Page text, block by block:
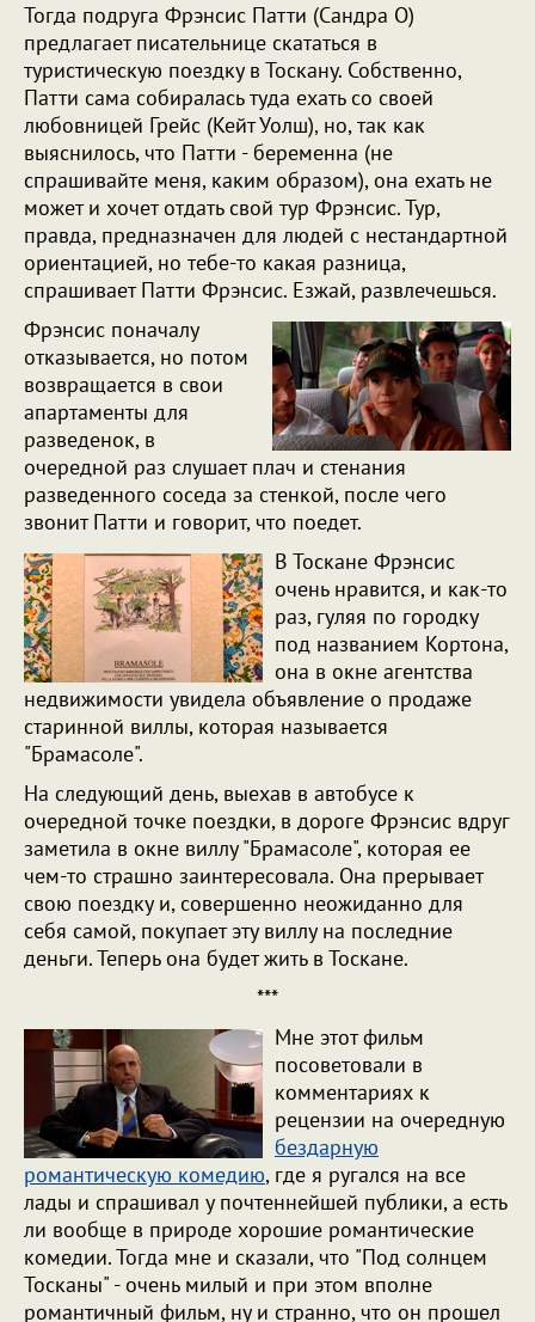
Тогда подруга Фрэнсис Патти (Сандра О)
предлагает писательнице скататься в
туристическую поездку в Тоскану. Собственно,
Патти сама собиралась туда ехать со своей
любовницей Грейс (Кейт Уолш), но, так как
выяснилось, что Патти - беременна (не
спрашивайте меня, каким образом), она ехать не
может и хочет отдать свой тур Фрэнсис. Тур,
правда, предназначен для людей с нестандартной
ориентацией, но тебе-то какая разница,
спрашивает Патти Фрэнсис. Езжай, развлечешься.
Фрэнсис поначалу
отказывается, но потом
возвращается в свои
апартаменты для
разведенок, в
очередной раз слушает плач и стенания
разведенного соседа за стенкой, после чего
звонит Патти и говорит, что поедет.
В Тоскане Фрэнсис
очень нравится, и как-то
раз, гуляя по городку
под названием Кортона,
она в окне агентства
недвижимости увидела объявление о продаже
старинной виллы, которая называется
"Брамасоле".
На следующий день, выехав в автобусе к
очередной точке поездки, в дороге Фрэнсис вдруг
заметила в окне виллу "Брамасоле", которая ее
чем-то страшно заинтересовала. Она прерывает
свою поездку и, совершенно неожиданно для
себя самой, покупает эту виллу на последние
деньги. Теперь она будет жить в Тоскане.
***
Мне этот фильм
посоветовали в
комментариях к
рецензии на очередную
бездарную
романтическую комедию, где я ругался на все
лады и спрашивал у почтеннейшей публики, а есть
ли вообще в природе хорошие романтические
комедии. Тогда мне и сказали, что "Под солнцем
Тосканы" - очень милый и при этом вполне
романтичный фильм, ну и странно, что он прошел